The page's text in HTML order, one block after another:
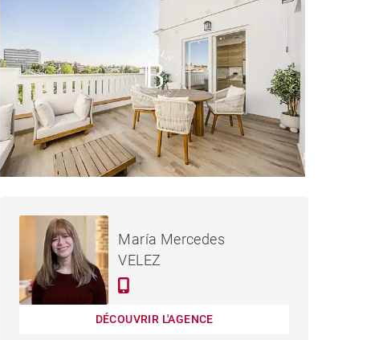
PENTHOUSE MADRID -
142 M²María Mercedes
VELEZ
DÉCOUVRIR L'AGENCE